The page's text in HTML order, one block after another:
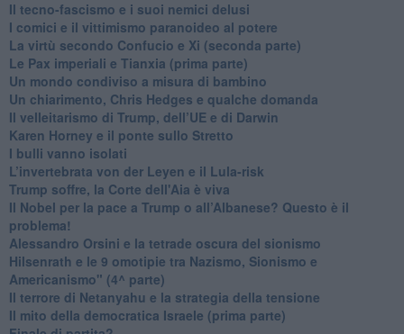
​Il tecno-fascismo e i suoi nemici delusi
​I comici e il vittimismo paranoideo al potere
​La virtù secondo Confucio e Xi (seconda parte)
Le Pax imperiali e Tianxia (prima parte)
Un mondo condiviso a misura di bambino
​Un chiarimento, Chris Hedges e qualche domanda
Il velleitarismo di Trump, dell’UE e di Darwin
​Karen Horney e il ponte sullo Stretto
​I bulli vanno isolati
L’invertebrata von der Leyen e il Lula-risk
Trump soffre, la Corte dell'Aia è viva
​Il Nobel per la pace a Trump o all’Albanese? Questo è il
problema!
​Alessandro Orsini e la tetrade oscura del sionismo
​Hilsenrath e le 9 omotipie tra Nazismo, Sionismo e
Americanismo" (4^ parte)
​Il terrore di Netanyahu e la strategia della tensione
Il mito della democratica Israele (prima parte)